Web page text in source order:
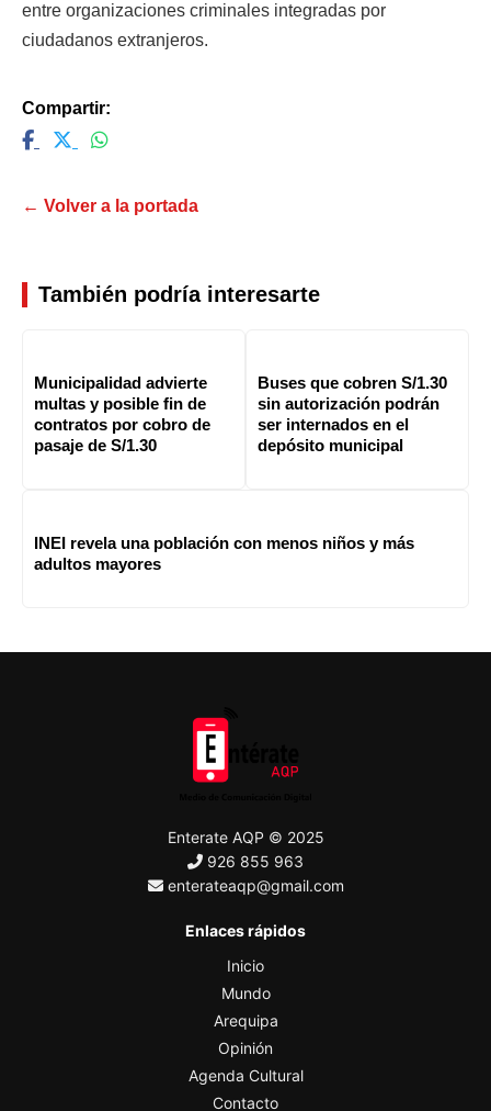
entre organizaciones criminales integradas por
ciudadanos extranjeros.
Compartir:
← Volver a la portada
También podría interesarte
Municipalidad advierte
multas y posible fin de
contratos por cobro de
pasaje de S/1.30
Buses que cobren S/1.30
sin autorización podrán
ser internados en el
depósito municipal
INEI revela una población con menos niños y más
adultos mayores
Enterate AQP © 2025
926 855 963
enterateaqp@gmail.com
Enlaces rápidos
Inicio
Mundo
Arequipa
Opinión
Agenda Cultural
Contacto